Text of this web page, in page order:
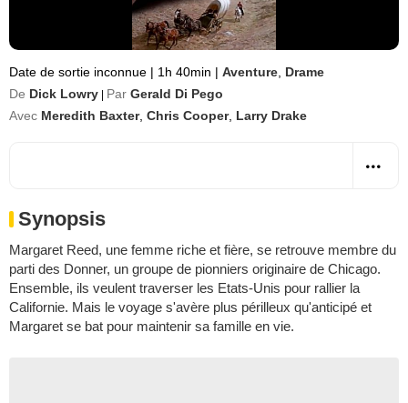
Date de sortie inconnue | 1h 40min | Aventure Drame
De Dick Lowry Par Gerald Di Pego
Avec Meredith Baxter, Chris Cooper, Larry Drake
Synopsis
Margaret Reed, une femme riche et fière, se retrouve membre du
parti des Donner, un groupe de pionniers originaire de Chicago.
Ensemble, ils veulent traverser les Etats-Unis pour rallier la
Californie. Mais le voyage s'avère plus périlleux qu'anticipé et
Margaret se bat pour maintenir sa famille en vie.